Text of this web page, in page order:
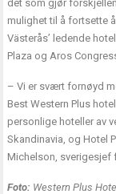
det som gjør
mulighet til å fortsette
Västerås’ ledende
Plaza og Aros
– Vi er svært fornøyd
Best Western Plus
personlige hoteller av
Skandinavia, og Hotel
Michelson, sverigesjef
Foto: Western Plus